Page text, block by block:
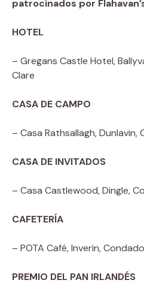
patrocinados por
HOTEL
– Gregans Castle Hotel,
Clare
CASA DE CAMPO
– Casa Rathsallagh,
CASA DE INVITADOS
– Casa Castlewood, Dingle,
CAFETERÍA
– POTA Café, Inverin,
PREMIO DEL PAN IRLANDÉS